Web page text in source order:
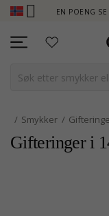
TJEN POENG SE MER -
Smykker
Gifteringer i